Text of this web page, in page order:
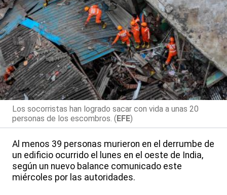
Los socorristas han logrado sacar con vida a unas 20
personas de los escombros. (EFE)
Al menos 39 personas murieron en el derrumbe de
un edificio ocurrido el lunes en el oeste de India,
según un nuevo balance comunicado este
miércoles por las autoridades.